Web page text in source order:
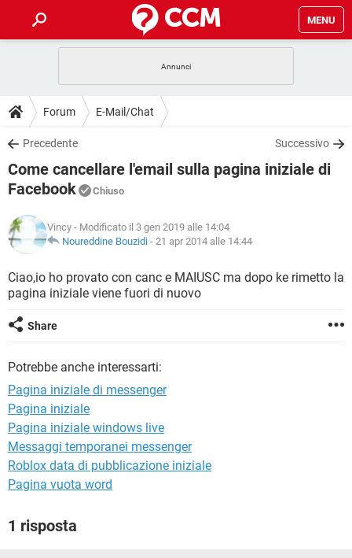
MENU
INTRATTENIMENTO
iOS
INSTAGRAM WHATSAPP
TIKTOK
HARDWARE
GUIDE
COVID-19
iOS
TIKTOK FACEBOOK
DOWNLOAD
COVID-19 GAMING
INTRATTENIMENTO
iOS WINDOWS 10
INSTAGRAM
TIKTOK FACEBOOK
FORUM
INTRATTENIMENTO ANDROID
INSTAGRAM WHATSAPP
TIKTOK
GLOSSARIO
COVID-19
INTRATTENIMENTO ANDROID
INSTAGRAM
HARDWARE
Forum E-Mail/Chat
Precedente Successivo
Come cancellare l'email sulla pagina iniziale di
Facebook
Chiuso
Vincy - Modificato il 3 gen 2019 alle 14:04
Noureddine Bouzidi - 21 apr 2014 alle 14:44
Ciao,io ho provato con canc e MAIUSC ma dopo ke rimetto la
pagina iniziale viene fuori di nuovo
Share
Potrebbe anche interessarti:
Pagina iniziale di messenger
Pagina iniziale
Pagina iniziale windows live
Messaggi temporanei messenger
Roblox data di pubblicazione iniziale
Pagina vuota word
1 risposta